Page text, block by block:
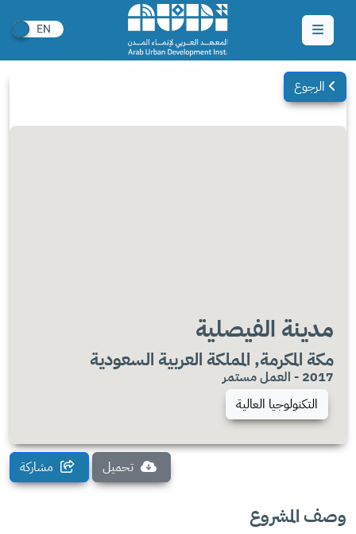
الرجوع
مدينة الفيصلية
مكة المكرمة, المملكة العربية السعودية
2017 - العمل مستمر
التكنولوجيا العالية
تحميل مشاركة
وصف المشروع